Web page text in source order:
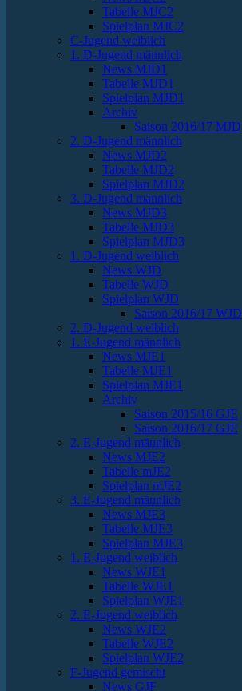
Tabelle MJC2
Spielplan MJC2
C-Jugend weiblich
1. D-Jugend männlich
News MJD1
Tabelle MJD1
Spielplan MJD1
Archiv
Saison 2016/17 MJD
2. D-Jugend männlich
News MJD2
Tabelle MJD2
Spielplan MJD2
3. D-Jugend männlich
News MJD3
Tabelle MJD3
Spielplan MJD3
1. D-Jugend weiblich
News WJD
Tabelle WJD
Spielplan WJD
Saison 2016/17 WJD
2. D-Jugend weiblich
1. E-Jugend männlich
News MJE1
Tabelle MJE1
Spielplan MJE1
Archiv
Saison 2015/16 GJE
Saison 2016/17 GJE
2. E-Jugend männlich
News MJE2
Tabelle mJE2
Spielplan mJE2
3. E-Jugend männlich
News MJE3
Tabelle MJE3
Spielplan MJE3
1. E-Jugend weiblich
News WJE1
Tabelle WJE1
Spielplan WJE1
2. E-Jugend weiblich
News WJE2
Tabelle WJE2
Spielplan WJE2
F-Jugend gemischt
News GJF